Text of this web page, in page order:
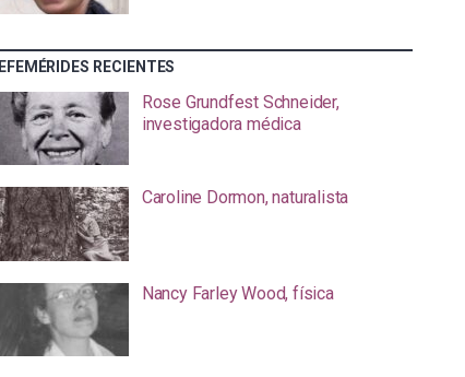
EFEMÉRIDES RECIENTES
Rose Grundfest Schneider,
investigadora médica
Caroline Dormon, naturalista
Nancy Farley Wood, física